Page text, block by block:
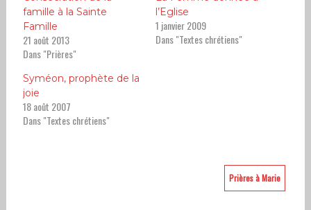
famille à la Sainte
Famille
21 août 2013
Dans "Prières"
l’Eglise
1 janvier 2009
Dans "Textes chrétiens"
Syméon, prophète de la
joie
18 août 2007
Dans "Textes chrétiens"
Prières à Marie